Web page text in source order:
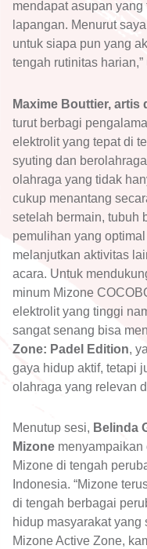
mendapat asupan
lapangan. Menurut
untuk siapa pun yang
tengah rutinitas
Maxime Bouttier, artis
turut berbagi
elektrolit yang tepat di
syuting dan
olahraga yang tidak
cukup menantang
setelah bermain, tubuh
pemulihan yang
melanjutkan aktivitas
acara. Untuk
minum Mizone
elektrolit yang tinggi
sangat senang bisa
Zone: Padel Edition,
gaya hidup aktif, tetapi
olahraga yang relevan
Menutup sesi, Belinda
Mizone menyampaikan
Mizone di tengah
Indonesia. “Mizone
di tengah berbagai
hidup masyarakat
Mizone Active Zone,